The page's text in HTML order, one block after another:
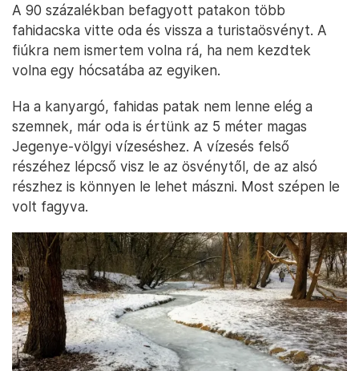
A 90 százalékban befagyott patakon több
fahidacska vitte oda és vissza a turistaösvényt. A
fiúkra nem ismertem volna rá, ha nem kezdtek
volna egy hócsatába az egyiken.
Ha a kanyargó, fahidas patak nem lenne elég a
szemnek, már oda is értünk az 5 méter magas
Jegenye-völgyi vízeséshez. A vízesés felső
részéhez lépcső visz le az ösvénytől, de az alsó
részhez is könnyen le lehet mászni. Most szépen le
volt fagyva.